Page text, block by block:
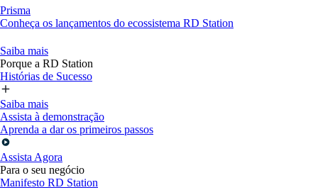
Prisma
Conheça os lançamentos do ecossistema RD Station
Saiba mais
Porque a RD Station
Histórias de Sucesso
Saiba mais
Assista à demonstração
Aprenda a dar os primeiros passos
Assista Agora
Para o seu negócio
Manifesto RD Station